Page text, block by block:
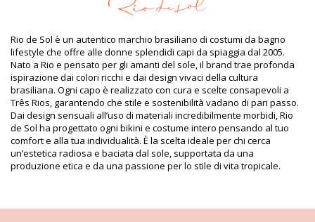
Composizione: 84% Biodegradable Nylon (AMNI SOUL ECO),
16% Spandex (LYCRA) - OEKO-TEX - Chlorine Resistant
Fodera: 84% Biodegradable Nylon (AMNI SOUL ECO), 16%
Spandex (LYCRA) - OEKO-TEX - Chlorine Resistant
Protezione UV: UPF 50+
Informazioni sul prodotto
Dipartimento: Donna, Bikini pezzo sotto
Il pacchetto include: 1 x Bikini pezzo sotto (Altri accessori non
inclusi)
HS CODE (Codice doganale): 6112.41.0010
SKU: 1981127242
EAN: XS (7899810467201), S (7899810467218), M (7899810467225),
L (7899810467232), XL (7899810467249)
Rio de Sol è un autentico marchio brasiliano di costumi da bagno
lifestyle che offre alle donne splendidi capi da spiaggia dal 2005.
Nato a Rio e pensato per gli amanti del sole, il brand trae profonda
ispirazione dai colori ricchi e dai design vivaci della cultura
brasiliana. Ogni capo è realizzato con cura e scelte consapevoli a
Três Rios, garantendo che stile e sostenibilità vadano di pari passo.
Dai design sensuali all’uso di materiali incredibilmente morbidi, Rio
de Sol ha progettato ogni bikini e costume intero pensando al tuo
comfort e alla tua individualità. È la scelta ideale per chi cerca
un’estetica radiosa e baciata dal sole, supportata da una
produzione etica e da una passione per lo stile di vita tropicale.